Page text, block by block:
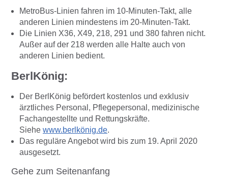
MetroBus-Linien fahren im 10-Minuten-Takt, alle
anderen Linien mindestens im 20-Minuten-Takt.
Die Linien X36, X49, 218, 291 und 380 fahren nicht.
Außer auf der 218 werden alle Halte auch von
anderen Linien bedient.
BerlKönig:
Der BerlKönig befördert kostenlos und exklusiv
ärztliches Personal, Pflegepersonal, medizinische
Fachangestellte und Rettungskräfte.
Siehe www.berlkönig.de.
Das reguläre Angebot wird bis zum 19. April 2020
ausgesetzt.
Gehe zum Seitenanfang